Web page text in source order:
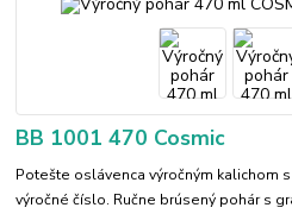
BB 1001 470 Cosmic
Potešte oslávenca výročným kalichom
výročné číslo. Ručne brúsený pohár s